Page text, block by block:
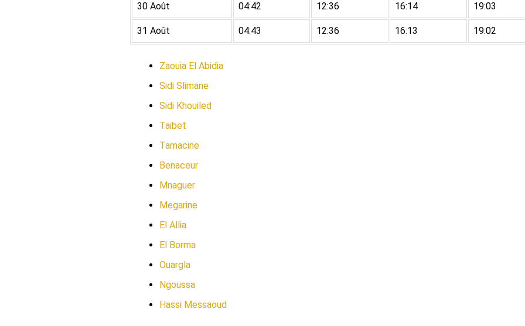
30 Août 04:42 12:36 16:14 19:03
31 Août 04:43 12:36 16:13 19:02
Zaouia El Abidia
Sidi Slimane
Sidi Khouiled
Taibet
Tamacine
Benaceur
Mnaguer
Megarine
El Allia
El Borma
Ouargla
Ngoussa
Hassi Messaoud